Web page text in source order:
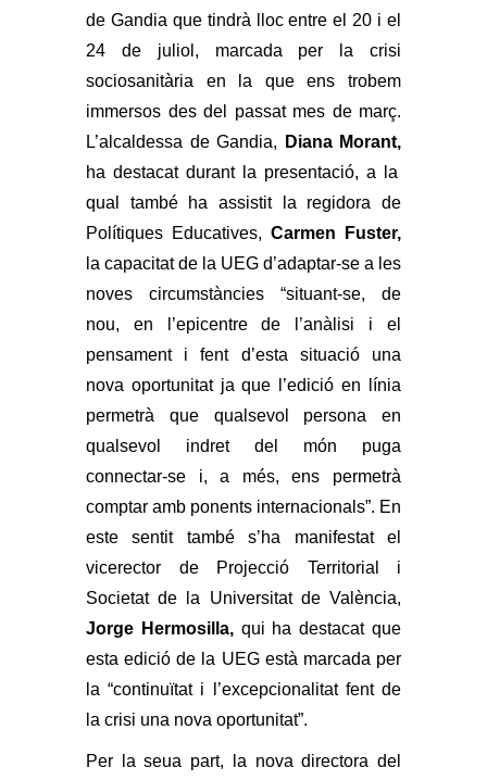
de Gandia que tindrà lloc entre el 20 i el
24 de juliol, marcada per la crisi
sociosanitària en la que ens trobem
immersos des del passat mes de març.
L’alcaldessa de Gandia,
Diana Morant,
ha destacat durant la presentació, a la
qual també ha assistit la regidora de
Polítiques Educatives, Carmen Fuster,
la capacitat de la UEG d’adaptar-se a les
noves circumstàncies “situant-se, de
nou, en l’epicentre de l’anàlisi i el
pensament i fent d’esta situació una
nova oportunitat ja que l’edició en línia
permetrà que qualsevol persona en
qualsevol indret del món puga
connectar-se i, a més, ens permetrà
comptar amb ponents internacionals”. En
este sentit també s’ha manifestat el
vicerector de Projecció Territorial i
Societat de la Universitat de València,
Jorge Hermosilla,qui ha destacat que
esta edició de la UEG està marcada per
la “continuïtat i l’excepcionalitat fent de
la crisi una nova oportunitat”.
Per la seua part, la nova directora del